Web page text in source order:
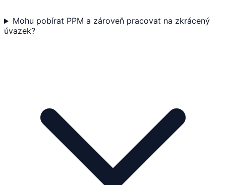
Mohu pobírat PPM a zároveň pracovat na zkrácený
úvazek?